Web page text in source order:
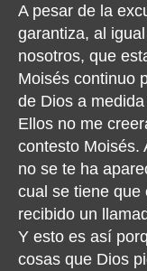
A pesar de la
garantiza, al
nosotros, que
Moisés continuo
de Dios a
Ellos no me
contesto Moisés.
no se te ha
cual se tiene que
recibido un
Y esto es así
cosas que Dios